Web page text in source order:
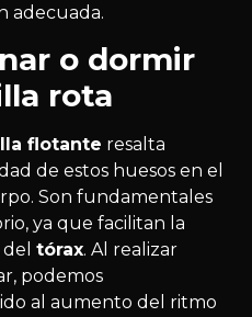
adecuada.
o dormir
rota
flotante resalta
de estos huesos en el
Son fundamentales
ya que facilitan la
tórax. Al realizar
podemos
al aumento del ritmo